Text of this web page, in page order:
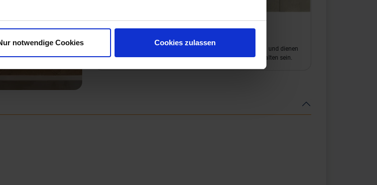
notwendige Cookies Cookies zulassen
Marca Corona Terracreta Argilla
Die hier gezeigten "Prints" sind ein Auszug aus dem Farbspiel und dienen
als beispielhafte Darstellung. Es können weitere "Prints" enthalten sein.